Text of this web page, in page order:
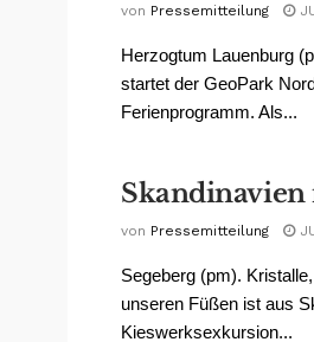
von Pressemitteilung
Herzogtum Lauenburg
startet der GeoPark
Ferienprogramm. Als...
Skandinavien
von Pressemitteilung
Segeberg (pm).
unseren Füßen ist aus
Kieswerksexkursion...